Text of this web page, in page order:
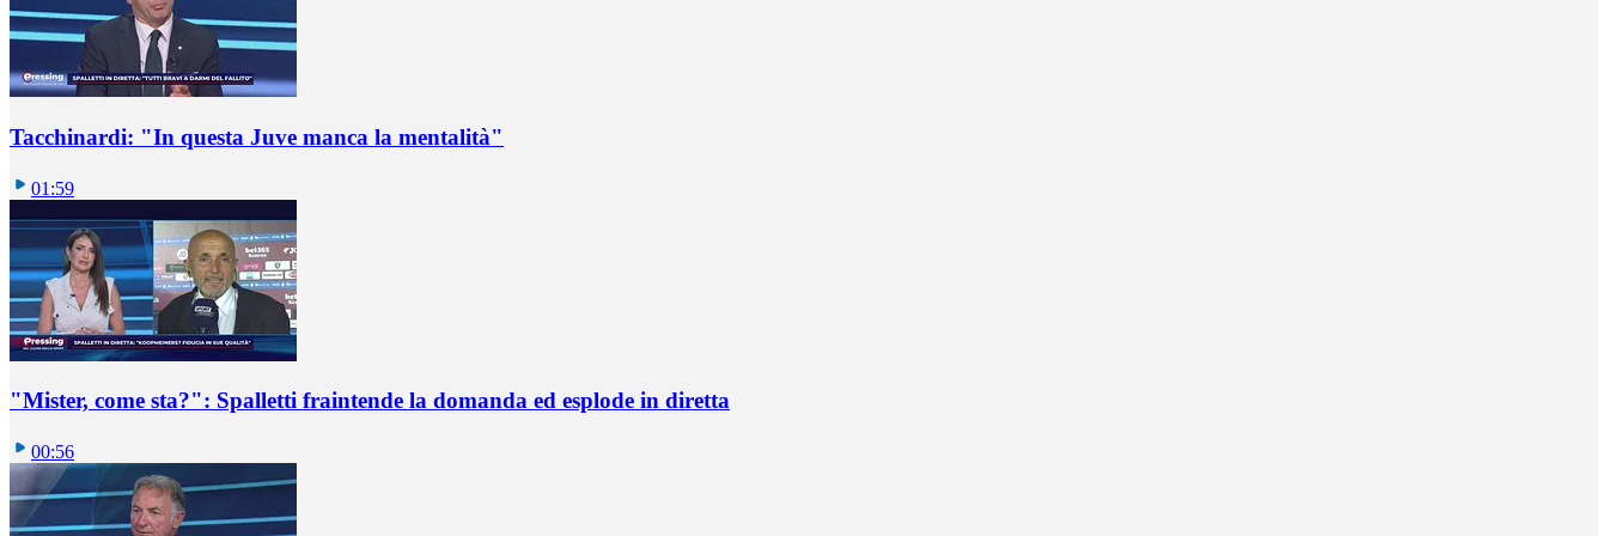
Tacchinardi: "In questa Juve manca la mentalità"
01:59
"Mister, come sta?": Spalletti fraintende la domanda ed esplode in diretta
00:56